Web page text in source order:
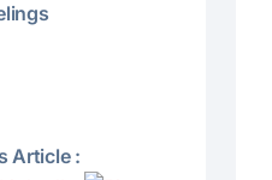
Article :